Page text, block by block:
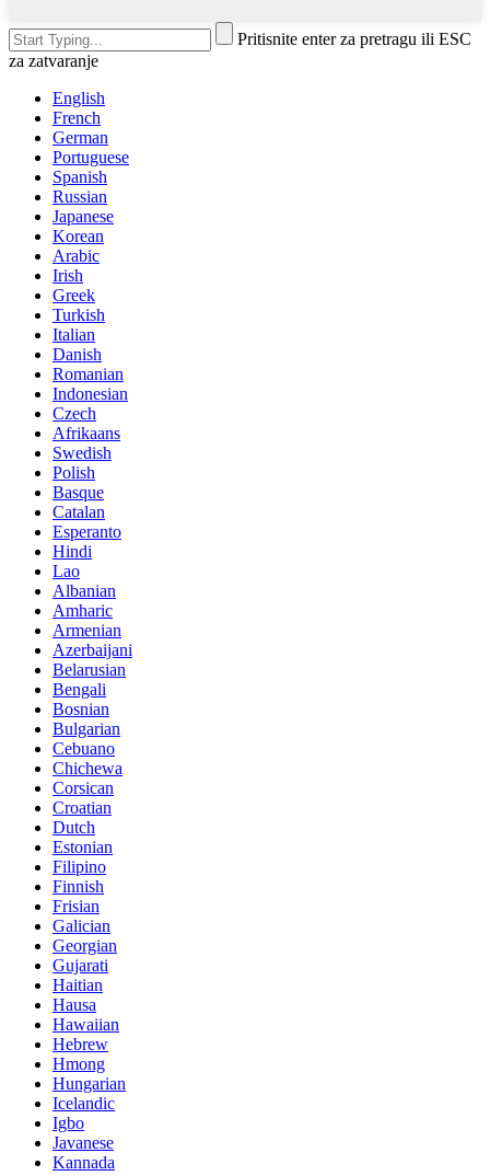
Pritisnite enter za pretragu ili ESC
za zatvaranje
English
French
German
Portuguese
Spanish
Russian
Japanese
Korean
Arabic
Irish
Greek
Turkish
Italian
Danish
Romanian
Indonesian
Czech
Afrikaans
Swedish
Polish
Basque
Catalan
Esperanto
Hindi
Lao
Albanian
Amharic
Armenian
Azerbaijani
Belarusian
Bengali
Bosnian
Bulgarian
Cebuano
Chichewa
Corsican
Croatian
Dutch
Estonian
Filipino
Finnish
Frisian
Galician
Georgian
Gujarati
Haitian
Hausa
Hawaiian
Hebrew
Hmong
Hungarian
Icelandic
Igbo
Javanese
Kannada